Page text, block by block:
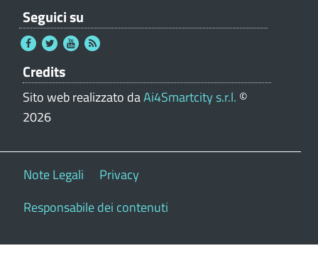
Seguici su
Credits
Sito web realizzato daAi4Smartcity s.r.l. ©
2026
Note Legali
Privacy
Responsabile dei contenuti